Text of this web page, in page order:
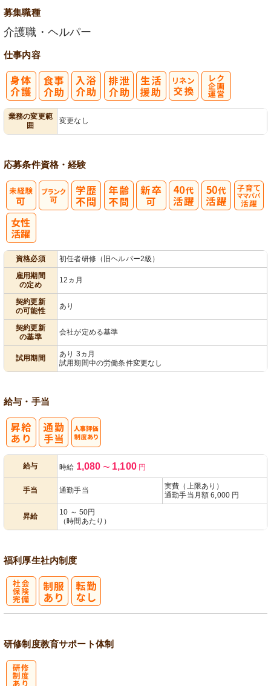
募集職種
介護職・ヘルパー
仕事内容
業務の変更範
囲
変更なし
応募条件資格・経験
資格必須
初任者研修（旧ヘルパー2級）
雇用期間
の定め
12ヵ月
契約更新
の可能性
あり
契約更新
の基準
会社が定める基準
試用期間
あり 3ヵ月
試用期間中の労働条件変更なし
給与・手当
給与 時給 1,080 〜 1,100円
手当 通勤手当
実費（上限あり）
通勤手当月額 6,000 円
昇給
10 ～ 50円
（時間あたり）
福利厚生社内制度
研修制度教育サポート体制